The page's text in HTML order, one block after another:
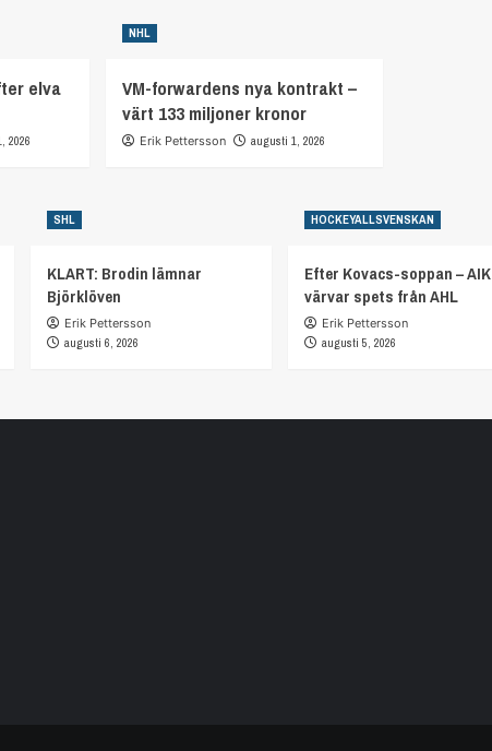
elva
2026
NHL
VM-forwardens nya kontrakt –
värt 133 miljoner kronor
Erik Pettersson augusti 1, 2026
SHL
KLART: Brodin lämnar
Björklöven
Erik Pettersson
augusti 6, 2026
HOCKEYALLSVENSKAN
Efter Kovacs-soppan – AIK
värvar spets från AHL
Erik Pettersson
augusti 5, 2026